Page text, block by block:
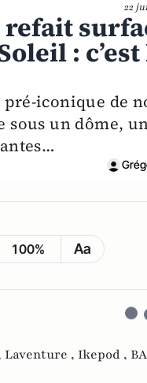
22
refait
:
pré-iconique de
un dôme,
100% Aa
Laventure , Ikepod ,